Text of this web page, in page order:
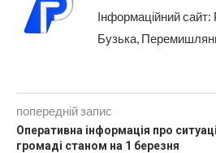
Інформаційний
Бузька,
попередній запис
Оперативна інформація про
громаді станом на 1 березня